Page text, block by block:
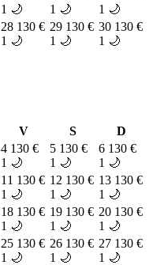
1 🌙
1 🌙
1 🌙
28 130 €
1 🌙
29 130 €
1 🌙
30 130 €
1 🌙
V S
D
4 130 €
1 🌙
5 130 €
1 🌙
6 130 €
1 🌙
11 130 €
1 🌙
12 130 €
1 🌙
13 130 €
1 🌙
18 130 €
1 🌙
19 130 €
1 🌙
20 130 €
1 🌙
25 130 €
1 🌙
26 130 €
1 🌙
27 130 €
1 🌙